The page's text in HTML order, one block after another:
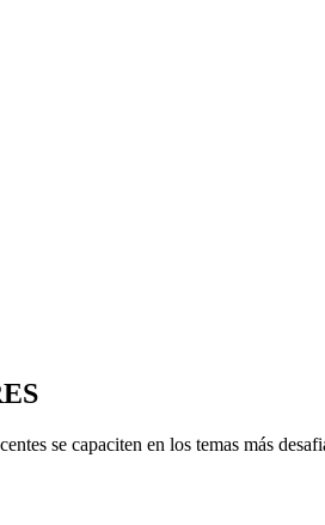
se capaciten en los temas más